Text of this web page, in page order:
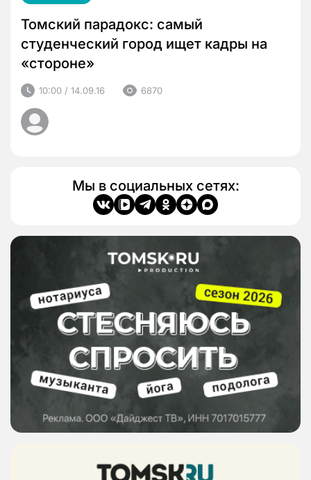
Томский парадокс: самый
студенческий город ищет кадры на
«стороне»
10:00 / 14.09.16 6870
Мы в социальных сетях: